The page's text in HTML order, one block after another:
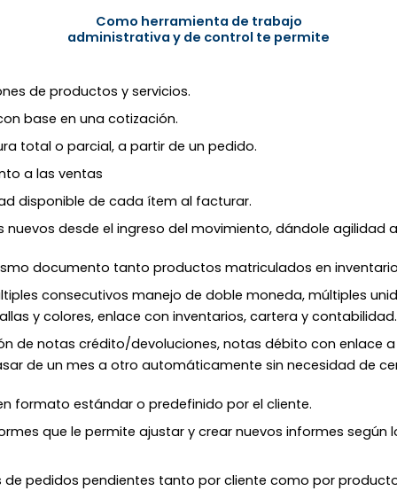
Como herramienta de trabajo
administrativa y de control te permite
de productos y servicios.
base en una cotización.
total o parcial, a partir de un pedido.​
a las ventas​
disponible de cada ítem al facturar.​
nuevos desde el ingreso del movimiento, dándole agilidad
documento tanto productos matriculados en
consecutivos manejo de doble moneda, múltiples
y colores, enlace con inventarios, cartera y contabilidad.​
de notas crédito/devoluciones, notas débito con enlace
de un mes a otro automáticamente sin necesidad de
formato estándar o predefinido por el cliente.​
que le permite ajustar y crear nuevos informes según
de pedidos pendientes tanto por cliente como por